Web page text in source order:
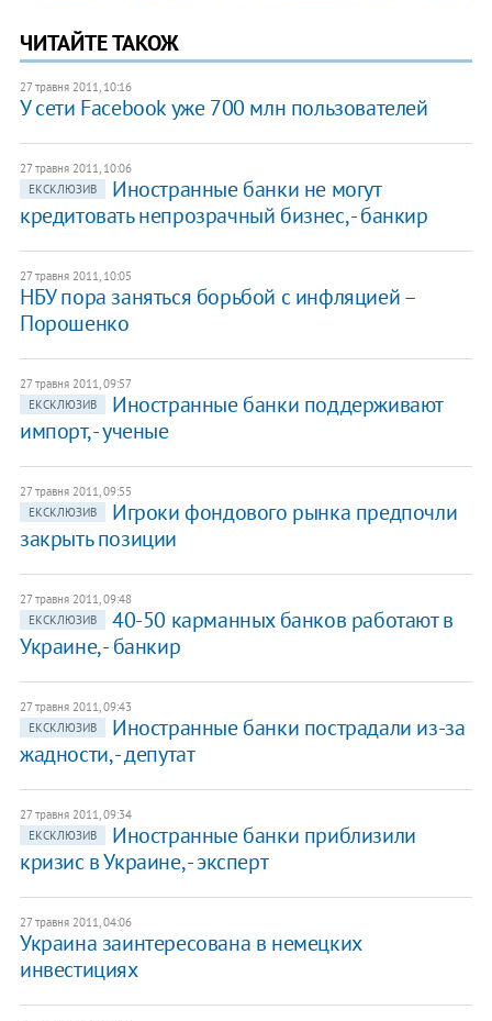
ЧИТАЙТЕ ТАКОЖ
27 травня 2011, 10:16
​У сети Facebook уже 700 млн пользователей
27 травня 2011, 10:06
ЕКСКЛЮЗИВ
Иностранные банки не могут
кредитовать непрозрачный бизнес, - банкир
27 травня 2011, 10:05
​НБУ пора заняться борьбой с инфляцией –
Порошенко
27 травня 2011, 09:57
ЕКСКЛЮЗИВ
Иностранные банки поддерживают
импорт, - ученые
27 травня 2011, 09:55
ЕКСКЛЮЗИВ
​Игроки фондового рынка предпочли
закрыть позиции
27 травня 2011, 09:48
ЕКСКЛЮЗИВ
40-50 карманных банков работают в
Украине, - банкир
27 травня 2011, 09:43
ЕКСКЛЮЗИВ
Иностранные банки пострадали из-за
жадности, - депутат
27 травня 2011, 09:34
ЕКСКЛЮЗИВ
Иностранные банки приблизили
кризис в Украине, - эксперт
27 травня 2011, 04:06
Украина заинтересована в немецких
инвестициях